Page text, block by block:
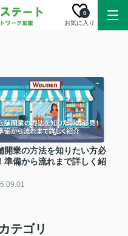
お気に入り
0
開業の方法を知りたい方必
準備から流れまで詳しく紹
テゴリ